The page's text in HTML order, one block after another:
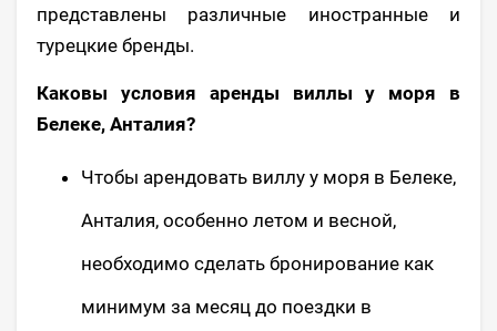
представлены различные иностранные и
турецкие бренды.
Каковы условия аренды виллы у моря в
Белеке, Анталия?
Чтобы арендовать виллу у моря в Белеке,
Анталия, особенно летом и весной,
необходимо сделать бронирование как
минимум за месяц до поездки в